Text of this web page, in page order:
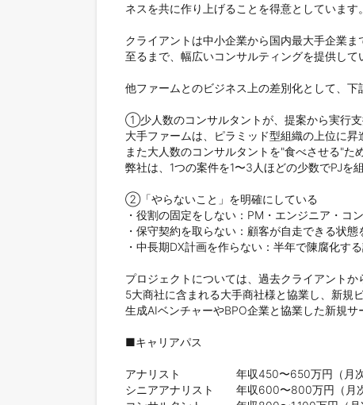
ネスを共に作り上げることを得意としています。
クライアントは中小企業から国内最大手企業
至るまで、幅広いコンサルティングを提供して
他ファームとのビジネス上の差別化として、下
①少人数のコンサルタントが、提案から実行支
大手ファームは、ピラミッド型組織の上位に
また大人数のコンサルタントを"食べさせる"た
弊社は、1つの案件を1〜3人ほどの少数でPJを
②「やらないこと」を明確にしている
・役割の固定をしない：PM・エンジニア・コ
・保守契約を取らない：顧客が自走できる状
・中長期DX計画を作らない：半年で陳腐化す
プロジェクトについては、過去クライアント
5大商社に含まれる大手商社様と協業し、新規
生成AIベンチャーやBPO企業と協業した新規
■キャリアパス
アナリスト　　　　　年収450〜650万円（月
シニアアナリスト　　年収600〜800万円（月